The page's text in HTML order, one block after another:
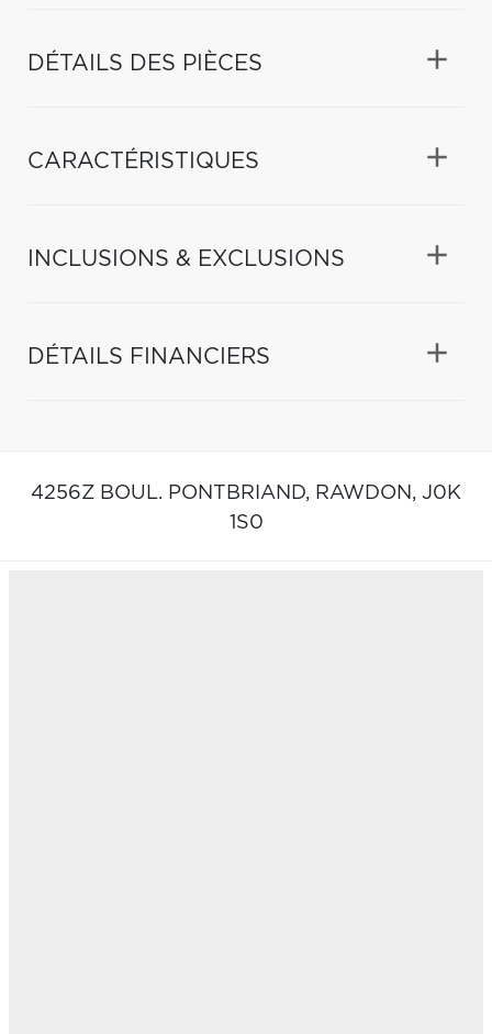
DÉTAILS DES PIÈCES
CARACTÉRISTIQUES
INCLUSIONS & EXCLUSIONS
DÉTAILS FINANCIERS
4256Z BOUL. PONTBRIAND, RAWDON, J0K
1S0